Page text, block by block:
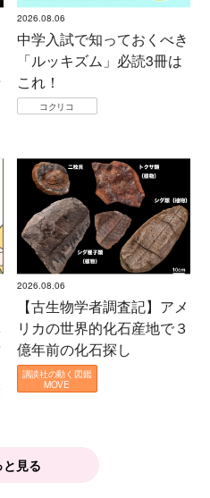
2026.08.06
中学入試で知っておくべき
「ルッキズム」必読3冊は
これ！
コクリコ
2026.08.06
【古生物学者調査記】アメ
リカの世界的化石産地で３
億年前の化石探し
講談社の動く図鑑
MOVE
と見る